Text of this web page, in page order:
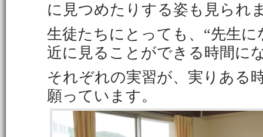
に見つめたりする姿も見られ
生徒たちにとっても、“先生
近に見ることができる時間に
それぞれの実習が、実りある
願っています。